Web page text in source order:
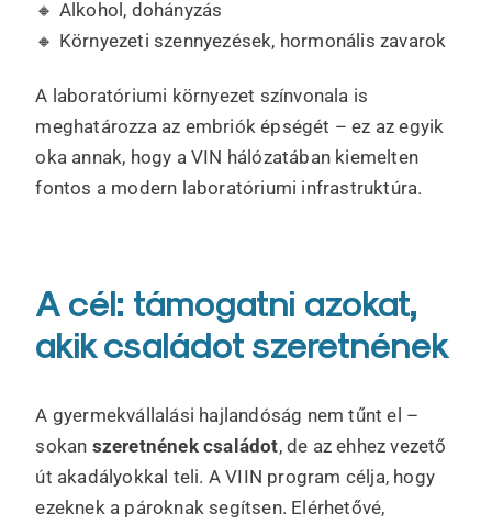
🔸 Alkohol, dohányzás
🔸 Környezeti szennyezések, hormonális zavarok
A laboratóriumi környezet színvonala is
meghatározza az embriók épségét – ez az egyik
oka annak, hogy a VIN hálózatában kiemelten
fontos a modern laboratóriumi infrastruktúra.
A cél: támogatni azokat,
akik családot szeretnének
A gyermekvállalási hajlandóság nem tűnt el –
sokan szeretnének családot, de az ehhez vezető
út akadályokkal teli. A VIIN program célja, hogy
ezeknek a pároknak segítsen. Elérhetővé,